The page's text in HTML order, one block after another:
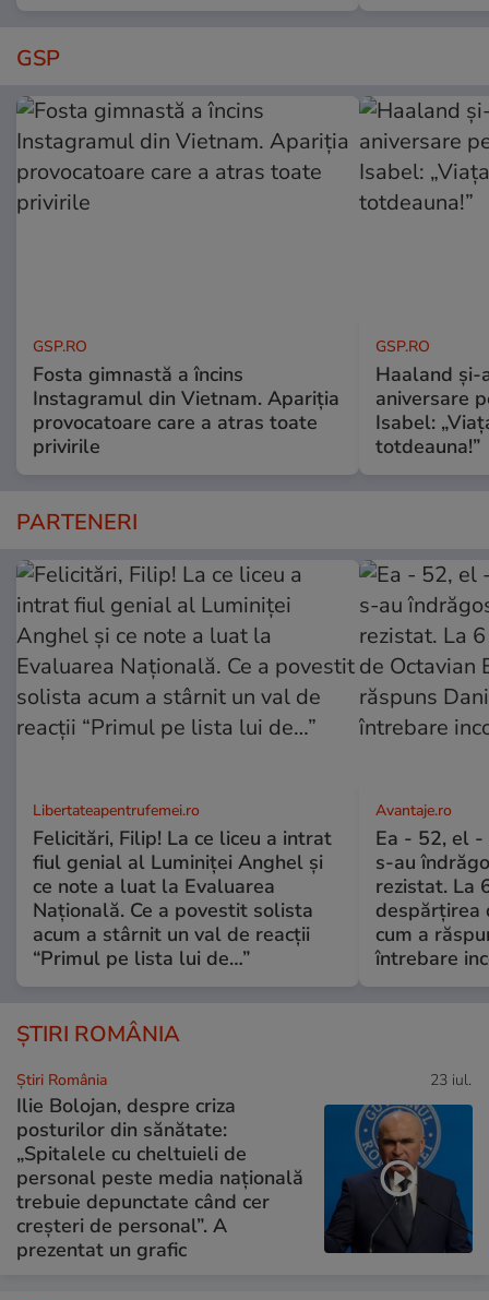
GSP
GSP.RO
Fosta gimnastă a încins
Instagramul din Vietnam. Apariția
provocatoare care a atras toate
privirile
GSP.RO
Haaland
aniversare
Isabel:
totdeauna!”
PARTENERI
Libertateapentrufemei.ro
Felicitări, Filip! La ce liceu a intrat
fiul genial al Luminiței Anghel și
ce note a luat la Evaluarea
Națională. Ce a povestit solista
acum a stârnit un val de reacții
“Primul pe lista lui de…”
Avantaje.ro
Ea - 52, el -
s-au
rezistat. La
despărțirea
cum a
întrebare
ȘTIRI ROMÂNIA
Știri România 23 iul.
Ilie Bolojan, despre criza
posturilor din sănătate:
„Spitalele cu cheltuieli de
personal peste media națională
trebuie depunctate când cer
creșteri de personal”. A
prezentat un grafic